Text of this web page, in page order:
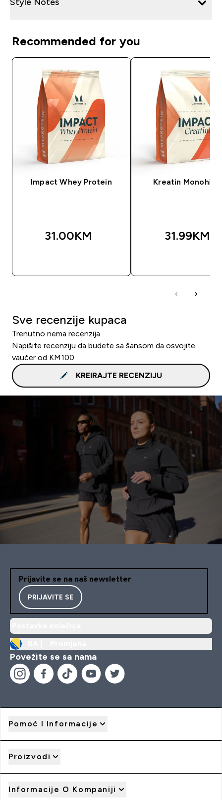
Recommended for you
Impact Whey Protein
31.00KM‎
Kreatin
31.99KM‎
Sve recenzije kupaca
Trenutno nema recenzija.
Napišite recenziju da budete sa šansom da osvojite
vaučer od KM100.
KREIRAJTE RECENZIJU
Prijavite se na naš newsletter
PRIJAVITE SE
Povežite se sa nama
Pomoć I Informacije
Proizvodi
Informacije O Kompaniji